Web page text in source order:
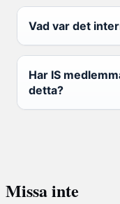
Vad var det
Har IS
detta?
Missa inte